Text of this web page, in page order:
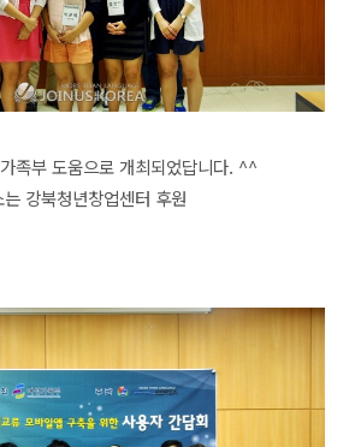
족부 도움으로 개최되었답니다. ^^
는 강북청년창업센터 후원